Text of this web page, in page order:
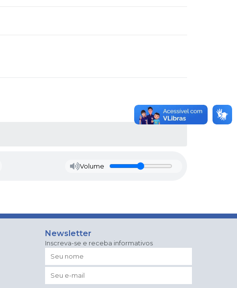
Volume
Newsletter
Inscreva-se e receba informativos